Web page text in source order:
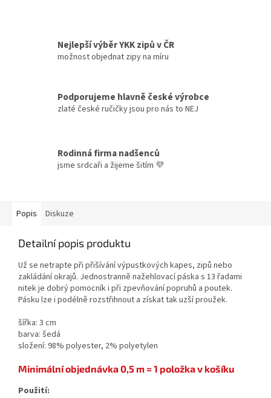
Nejlepší výběr YKK zipů v ČR
možnost objednat zipy na míru
Podporujeme hlavně české výrobce
zlaté české ručičky jsou pro nás to NEJ
Rodinná firma nadšenců
jsme srdcaři a žijeme šitím 💜
Popis Diskuze
Detailní popis produktu
Už se netrapte při přišívání výpustkových kapes, zipů nebo
zakládání okrajů. Jednostranně nažehlovací páska s 13 řadami
nitek je dobrý pomocník i při zpevňování popruhů a poutek.
Pásku lze i podélně rozstřihnout a získat tak uzší proužek.
šířka: 3 cm
barva: šedá
složení: 98% polyester, 2% polyetylen
Minimální objednávka 0,5 m = 1 položka v košíku
Použití: